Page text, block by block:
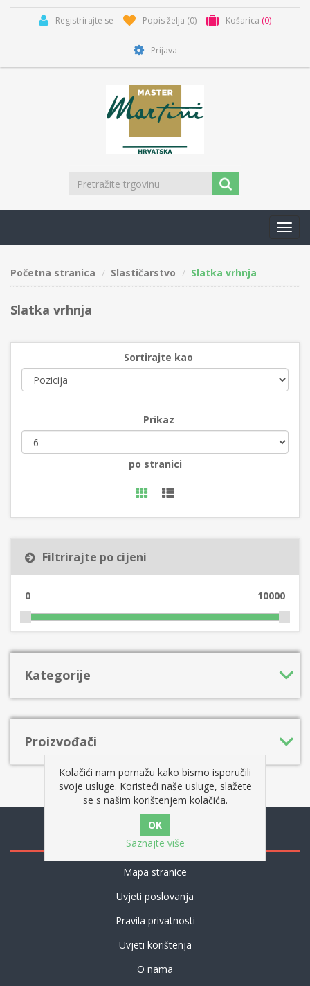
Registrirajte se Popis želja (0) Košarica (0)
Prijava
Početna stranica Slastičarstvo Slatka vrhnja
Slatka vrhnja
Sortirajte kao
Prikaz
po stranici
Filtrirajte po cijeni
0 10000
Kategorije
Proizvođači
Informacije
Mapa stranice
Uvjeti poslovanja
Pravila privatnosti
Uvjeti korištenja
O nama
Kolačići nam pomažu kako bismo isporučili
svoje usluge. Koristeći naše usluge, slažete
se s našim korištenjem kolačića.
Saznajte više